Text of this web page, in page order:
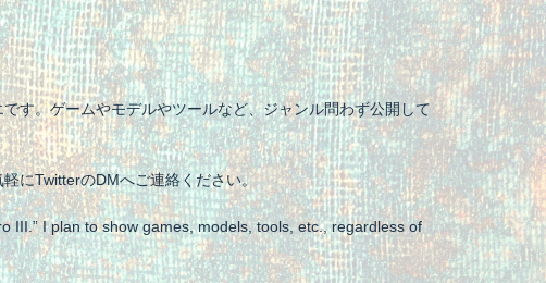
す。ゲームやモデルやツールなど、ジャンル問わず公開して
にTwitterのDMへご連絡ください。
III.” I plan to show games, models, tools, etc., regardless of